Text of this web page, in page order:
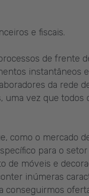
e fiscais.
de frente
instantâneos
da rede
uma vez que todos
como o mercado
para o
de móveis e
inúmeras
conseguirmos